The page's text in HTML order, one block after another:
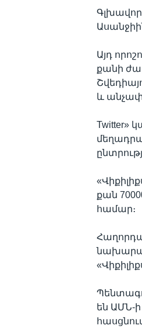
Այդ
քանի
և
Twitter»
քան
համար։
են ԱՄՆ-